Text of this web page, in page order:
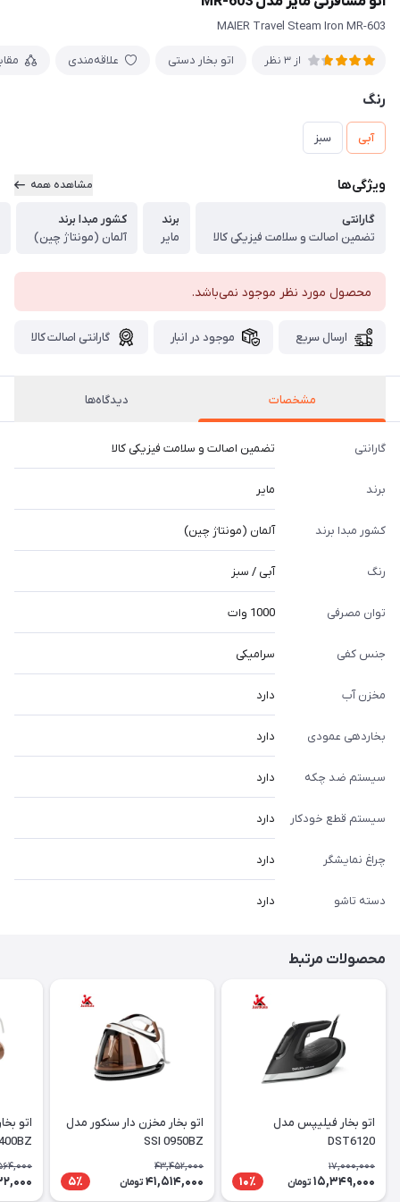
MAIER Travel Steam Iron MR-603
از 3 نظر اتو بخار دستی علاقه‌مندی
رنگ
آبی سبز
ویژگی‌ها مشاهده همه
گارانتی
تضمین اصالت و سلامت فیزیکی کالا
برند
مایر
کشور مبدا برند
آلمان (مونتاژ چین)
محصول مورد نظر موجود نمی‌باشد.
ارسال سریع موجود در انبار گارانتی اصالت کالا
مشخصات دیدگاه‌ها
گارانتی تضمین اصالت و سلامت فیزیکی کالا
برند مایر
کشور مبدا برند آلمان (مونتاژ چین)
رنگ آبی / سبز
توان مصرفی 1000 وات
جنس کفی سرامیکی
مخزن آب دارد
بخاردهی عمودی دارد
سیستم ضد چکه دارد
سیستم قطع خودکار دارد
چراغ نمایشگر دارد
دسته تاشو دارد
محصولات مرتبط
اتو بخار فیلیپس مدل
DST6120
17,000,000
15,349,000 تومان 10٪
اتو بخار مخزن دار سنکور مدل
SSI 0950BZ
43,452,000
41,514,000 تومان 5٪